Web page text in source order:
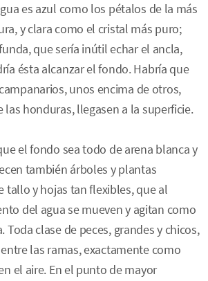
es azul como los pétalos de la más
y clara como el cristal más puro;
que sería inútil echar el ancla,
ésta alcanzar el fondo. Habría que
unos encima de otros,
las honduras, llegasen a la superficie.
el fondo sea todo de arena blanca y
también árboles y plantas
tallo y hojas tan flexibles, que al
del agua se mueven y agitan como
Toda clase de peces, grandes y chicos,
las ramas, exactamente como
el aire. En el punto de mayor